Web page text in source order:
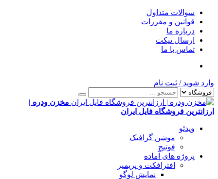
سوالات متداول
قوانین و مقررات
درباره ما
ارسال تیکت
تماس با ما
وارد شوید / ثبت نام
مخزن ودره |
ارزانترین فروشگاه فایل ایران
ویدئو
موشن گرافیک
فوتیج
پروژه های آماده
افترافکت و پریمیر
نمایش لوگو